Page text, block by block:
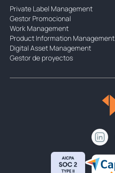
Private Label Management
Gestor Promocional
Work Management
Product Information Management
Digital Asset Management
Gestor de proyectos